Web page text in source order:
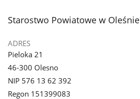
galerii.
stopka
Starostwo Powiatowe w Oleśnie
ADRES
Pieloka 21
46-300 Olesno
NIP 576 13 62 392
Regon 151399083